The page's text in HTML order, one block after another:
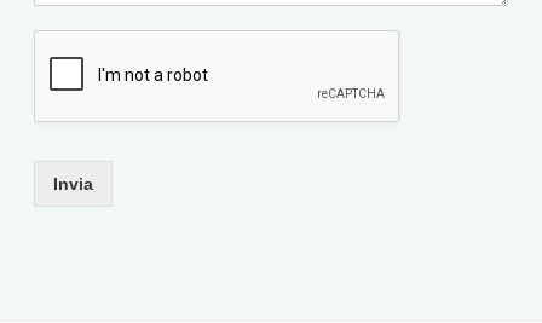
Invia